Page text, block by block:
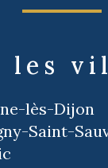
les
lès-Dijon
Saint-